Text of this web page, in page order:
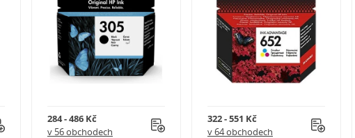
284 - 486 Kč
v 56 obchodech
322 - 551 Kč
v 64 obchodech